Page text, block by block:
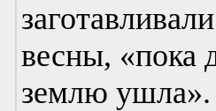
весны, «пока
землю ушла».